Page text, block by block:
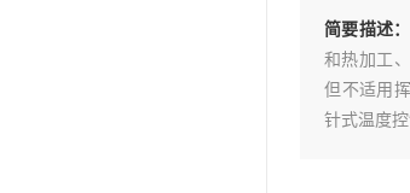
简要描述：
和热加工
但不适用
针式温度